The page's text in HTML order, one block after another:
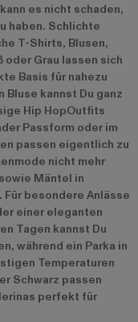
es nicht schaden,
haben. Schlichte
T-Shirts, Blusen,
oder Grau lassen sich
Basis für nahezu
Bluse kannst Du ganz
Hip HopOutfits
Passform oder im
passen eigentlich zu
nicht mehr
Mäntel in
besondere Anlässe
einer eleganten
Tagen kannst Du
während ein Parka in
Temperaturen
Schwarz passen
perfekt für